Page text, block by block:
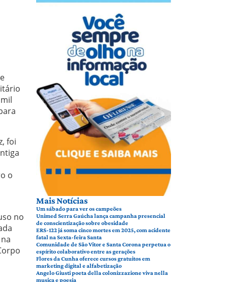
foi
o
no
Mais Notícias
Um sábado para ver os campeões
Unimed Serra Gaúcha lança campanha presencial
de conscientização sobre obesidade
ERS-122 já soma cinco mortes em 2025, com acidente
fatal na Sexta-feira Santa
Comunidade de São Vitor e Santa Corona perpetua o
espírito colaborativo entre as gerações
Flores da Cunha oferece cursos gratuitos em
marketing digital e alfabetização
Angelo Giusti poeta della colonizzazione viva nella
musica e poesia